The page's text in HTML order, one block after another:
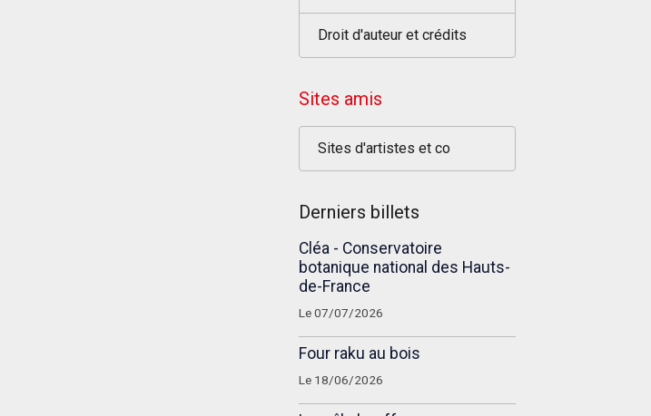
Droit d'auteur et crédits
Sites amis
Sites d'artistes et co
Derniers billets
Cléa - Conservatoire
botanique national des Hauts-
de-France
Le 07/07/2026
Four raku au bois
Le 18/06/2026